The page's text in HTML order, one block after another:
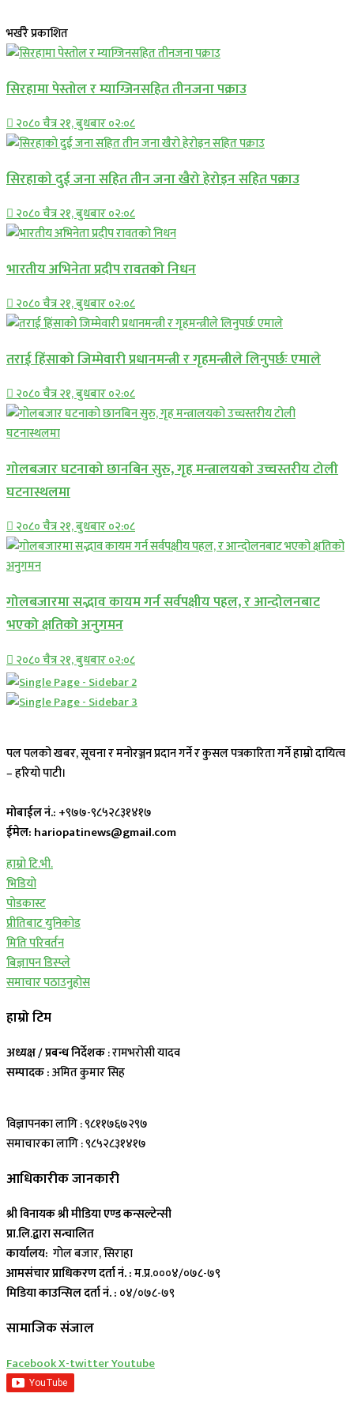
भर्खरै प्रकाशित
सिरहामा पेस्तोल र म्याग्जिनसहित तीनजना पक्राउ
२०८० चैत्र २१, बुधबार ०२:०८
सिरहाकाे दुई जना सहित तीन जना खैरो हेरोइन सहित पक्राउ
२०८० चैत्र २१, बुधबार ०२:०८
भारतीय अभिनेता प्रदीप रावतको निधन
२०८० चैत्र २१, बुधबार ०२:०८
तराई हिंसाको जिम्मेवारी प्रधानमन्त्री र गृहमन्त्रीले लिनुपर्छः एमाले
२०८० चैत्र २१, बुधबार ०२:०८
गोलबजार घटनाको छानबिन सुरु, गृह मन्त्रालयको उच्चस्तरीय टोली
घटनास्थलमा
२०८० चैत्र २१, बुधबार ०२:०८
गोलबजारमा सद्भाव कायम गर्न सर्वपक्षीय पहल, र आन्दोलनबाट
भएको क्षतिको अनुगमन
२०८० चैत्र २१, बुधबार ०२:०८
पल पलको खबर, सूचना र मनोरञ्जन प्रदान गर्ने र कुसल पत्रकारिता गर्ने हाम्रो दायित्व
– हरियो पाटी।
मोबाईल नं.: +९७७-९८५२८३१४१७
ईमेल: hariopatinews@gmail.com
हाम्रो टि.भी.
भिडियो
पोडकास्ट
प्रीतिबाट युनिकोड
मिति परिवर्तन
बिज्ञापन डिस्प्ले
समाचार पठाउनुहोस
हाम्रो टिम
अध्यक्ष / प्रबन्ध निर्देशक: रामभरोसी यादव
सम्पादक :अमित कुमार सिह
विज्ञापनका लागि : ९८११७६७२९७
समाचारका लागि : ९८५२८३१४१७
आधिकारीक जानकारी
श्री विनायक श्री मीडिया एण्ड कन्सल्टेन्सी
प्रा.लि.द्वारा सन्चालित
कार्यालय: गोल बजार, सिराहा
आमसंचार प्राधिकरण दर्ता नं. :म.प्र.०००४/०७८-७९
मिडिया काउन्सिल दर्ता नं. : ०४/०७८-७९
सामाजिक संजाल
FacebookX-twitterYoutube